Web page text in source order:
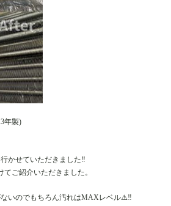
年製)
かせていただきました‼️
ご紹介いただきました。
いのでもちろん汚れはMAXレベル⚠️‼️